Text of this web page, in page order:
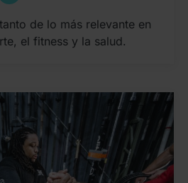
de lo más relevante en
el fitness y la salud.